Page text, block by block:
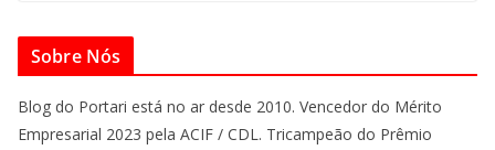
Sobre Nós
Blog do Portari está no ar desde 2010. Vencedor do Mérito
Empresarial 2023 pela ACIF / CDL. Tricampeão do Prêmio